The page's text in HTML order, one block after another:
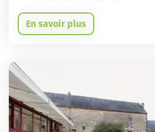
En savoir plus